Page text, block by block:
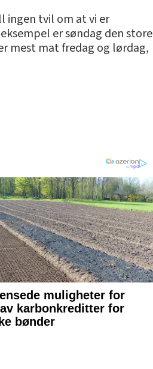
ingen tvil om at vi er
er søndag den store
mest mat fredag og lørdag,